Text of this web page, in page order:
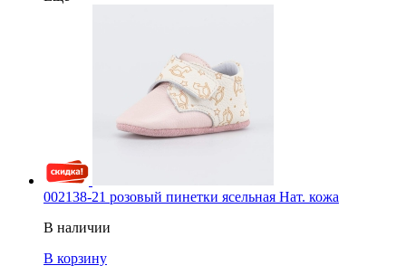
002138-21 розовый пинетки ясельная Нат. кожа
В наличии
В корзину